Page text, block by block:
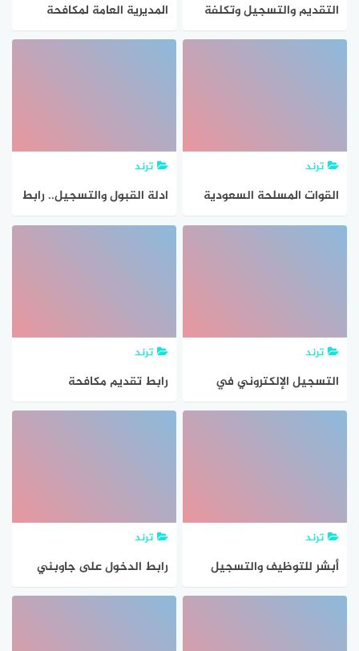
التقديم والتسجيل وتكلفة
الحج من سوريا 2023/2024
المديرية العامة لمكافحة
المخدرات القبول والتسجيل
ترند
القوات المسلحة السعودية
القبول والتسجيل
ترند
ادلة القبول والتسجيل.. رابط
التسجيل في الكلية التقنية
ترند
التسجيل الإلكتروني في
جامعة البلقاء التطبيقية
ترند
رابط تقديم مكافحة
المخدرات نساء 1444 رتبة
ترند
أبشر للتوظيف والتسجيل
على وظائف الدفاع المدني
ترند
رابط الدخول على جاوبني
والتسجيل في الاختبارات